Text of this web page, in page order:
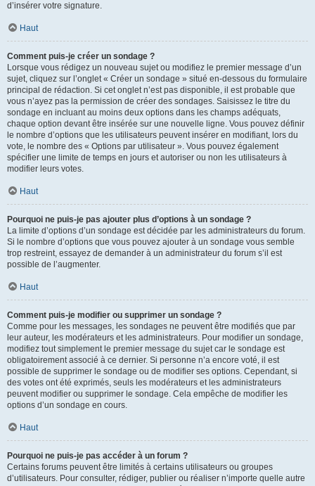
d’insérer votre signature.
Haut
Comment puis-je créer un sondage ?
Lorsque vous rédigez un nouveau sujet ou modifiez le premier message d’un
sujet, cliquez sur l’onglet « Créer un sondage » situé en-dessous du formulaire
principal de rédaction. Si cet onglet n’est pas disponible, il est probable que
vous n’ayez pas la permission de créer des sondages. Saisissez le titre du
sondage en incluant au moins deux options dans les champs adéquats,
chaque option devant être insérée sur une nouvelle ligne. Vous pouvez définir
le nombre d’options que les utilisateurs peuvent insérer en modifiant, lors du
vote, le nombre des « Options par utilisateur ». Vous pouvez également
spécifier une limite de temps en jours et autoriser ou non les utilisateurs à
modifier leurs votes.
Haut
Pourquoi ne puis-je pas ajouter plus d’options à un sondage ?
La limite d’options d’un sondage est décidée par les administrateurs du forum.
Si le nombre d’options que vous pouvez ajouter à un sondage vous semble
trop restreint, essayez de demander à un administrateur du forum s’il est
possible de l’augmenter.
Haut
Comment puis-je modifier ou supprimer un sondage ?
Comme pour les messages, les sondages ne peuvent être modifiés que par
leur auteur, les modérateurs et les administrateurs. Pour modifier un sondage,
modifiez tout simplement le premier message du sujet car le sondage est
obligatoirement associé à ce dernier. Si personne n’a encore voté, il est
possible de supprimer le sondage ou de modifier ses options. Cependant, si
des votes ont été exprimés, seuls les modérateurs et les administrateurs
peuvent modifier ou supprimer le sondage. Cela empêche de modifier les
options d’un sondage en cours.
Haut
Pourquoi ne puis-je pas accéder à un forum ?
Certains forums peuvent être limités à certains utilisateurs ou groupes
d’utilisateurs. Pour consulter, rédiger, publier ou réaliser n’importe quelle autre